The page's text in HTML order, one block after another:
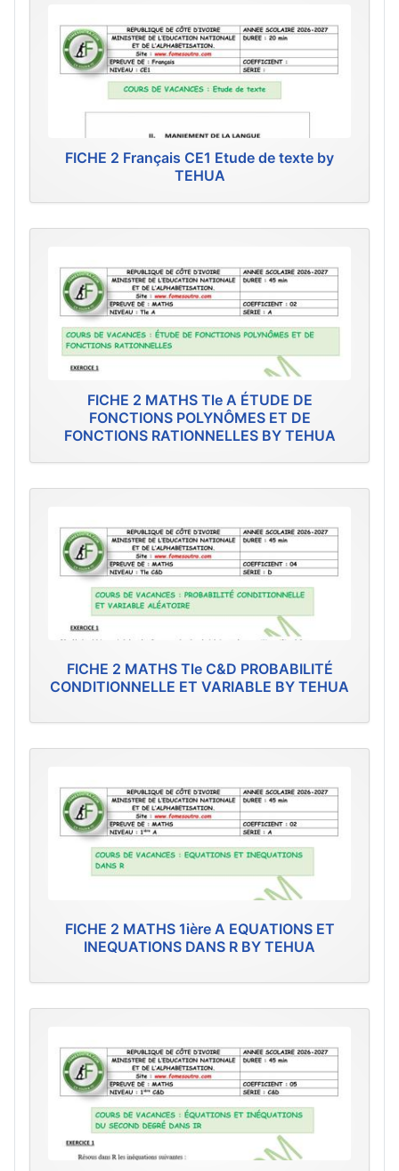
FICHE 2 Français CE1 Etude de texte by
TEHUA
FICHE 2 MATHS Tle A ÉTUDE DE
FONCTIONS POLYNÔMES ET DE
FONCTIONS RATIONNELLES BY TEHUA
FICHE 2 MATHS Tle C&D PROBABILITÉ
CONDITIONNELLE ET VARIABLE BY TEHUA
FICHE 2 MATHS 1ière A EQUATIONS ET
INEQUATIONS DANS R BY TEHUA